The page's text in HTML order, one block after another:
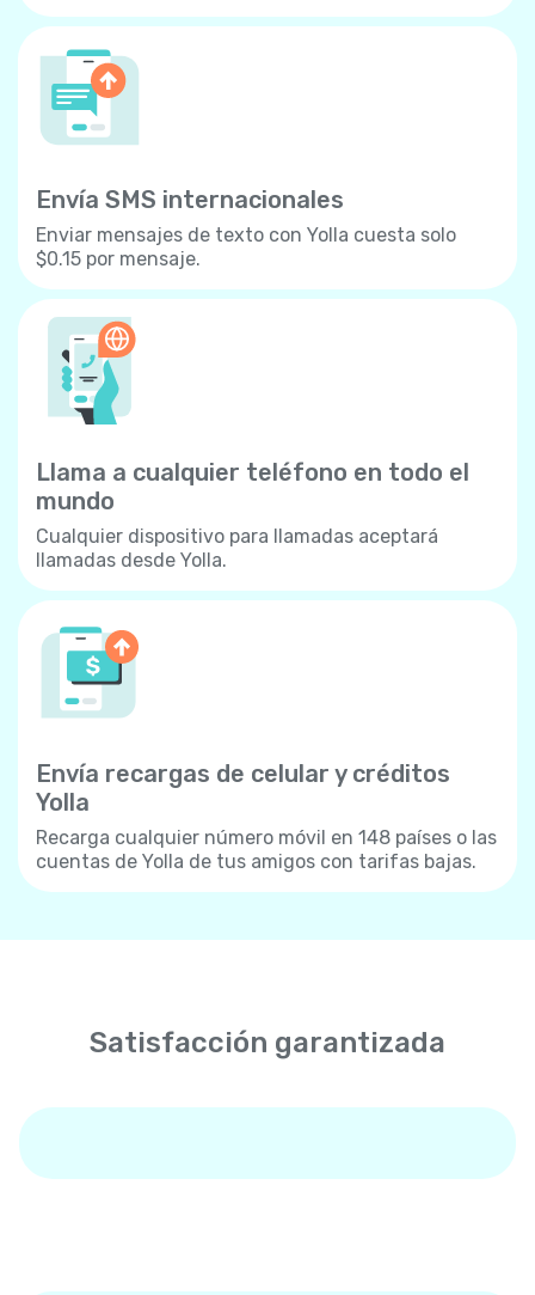
Envía SMS internacionales
Enviar mensajes de texto con Yolla cuesta solo
$0.15 por mensaje.
Llama a cualquier teléfono en todo el
mundo
Cualquier dispositivo para llamadas aceptará
llamadas desde Yolla.
Envía recargas de celular y créditos
Yolla
Recarga cualquier número móvil en 148 países o las
cuentas de Yolla de tus amigos con tarifas bajas.
Satisfacción garantizada